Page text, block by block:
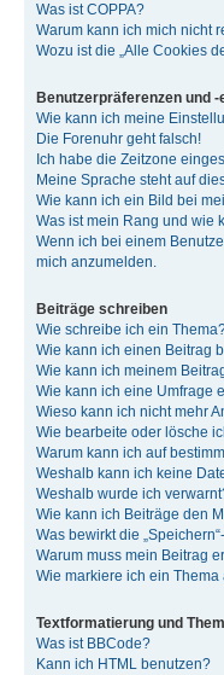
Was ist COPPA?
Warum kann ich mich nicht
Wozu ist die „Alle Cookies
Benutzerpräferenzen und
Wie kann ich meine
Die Forenuhr geht falsch!
Ich habe die Zeitzone
Meine Sprache steht auf
Wie kann ich ein Bild bei
Was ist mein Rang und wie
Wenn ich bei einem
mich anzumelden.
Beiträge schreiben
Wie schreibe ich ein
Wie kann ich einen Beitrag
Wie kann ich meinem
Wie kann ich eine Umfrage
Wieso kann ich nicht mehr
Wie bearbeite oder lösche
Warum kann ich auf
Weshalb kann ich keine
Weshalb wurde ich
Wie kann ich Beiträge den
Was bewirkt die
Warum muss mein Beitrag
Wie markiere ich ein Thema
Textformatierung und
Was ist BBCode?
Kann ich HTML benutzen?